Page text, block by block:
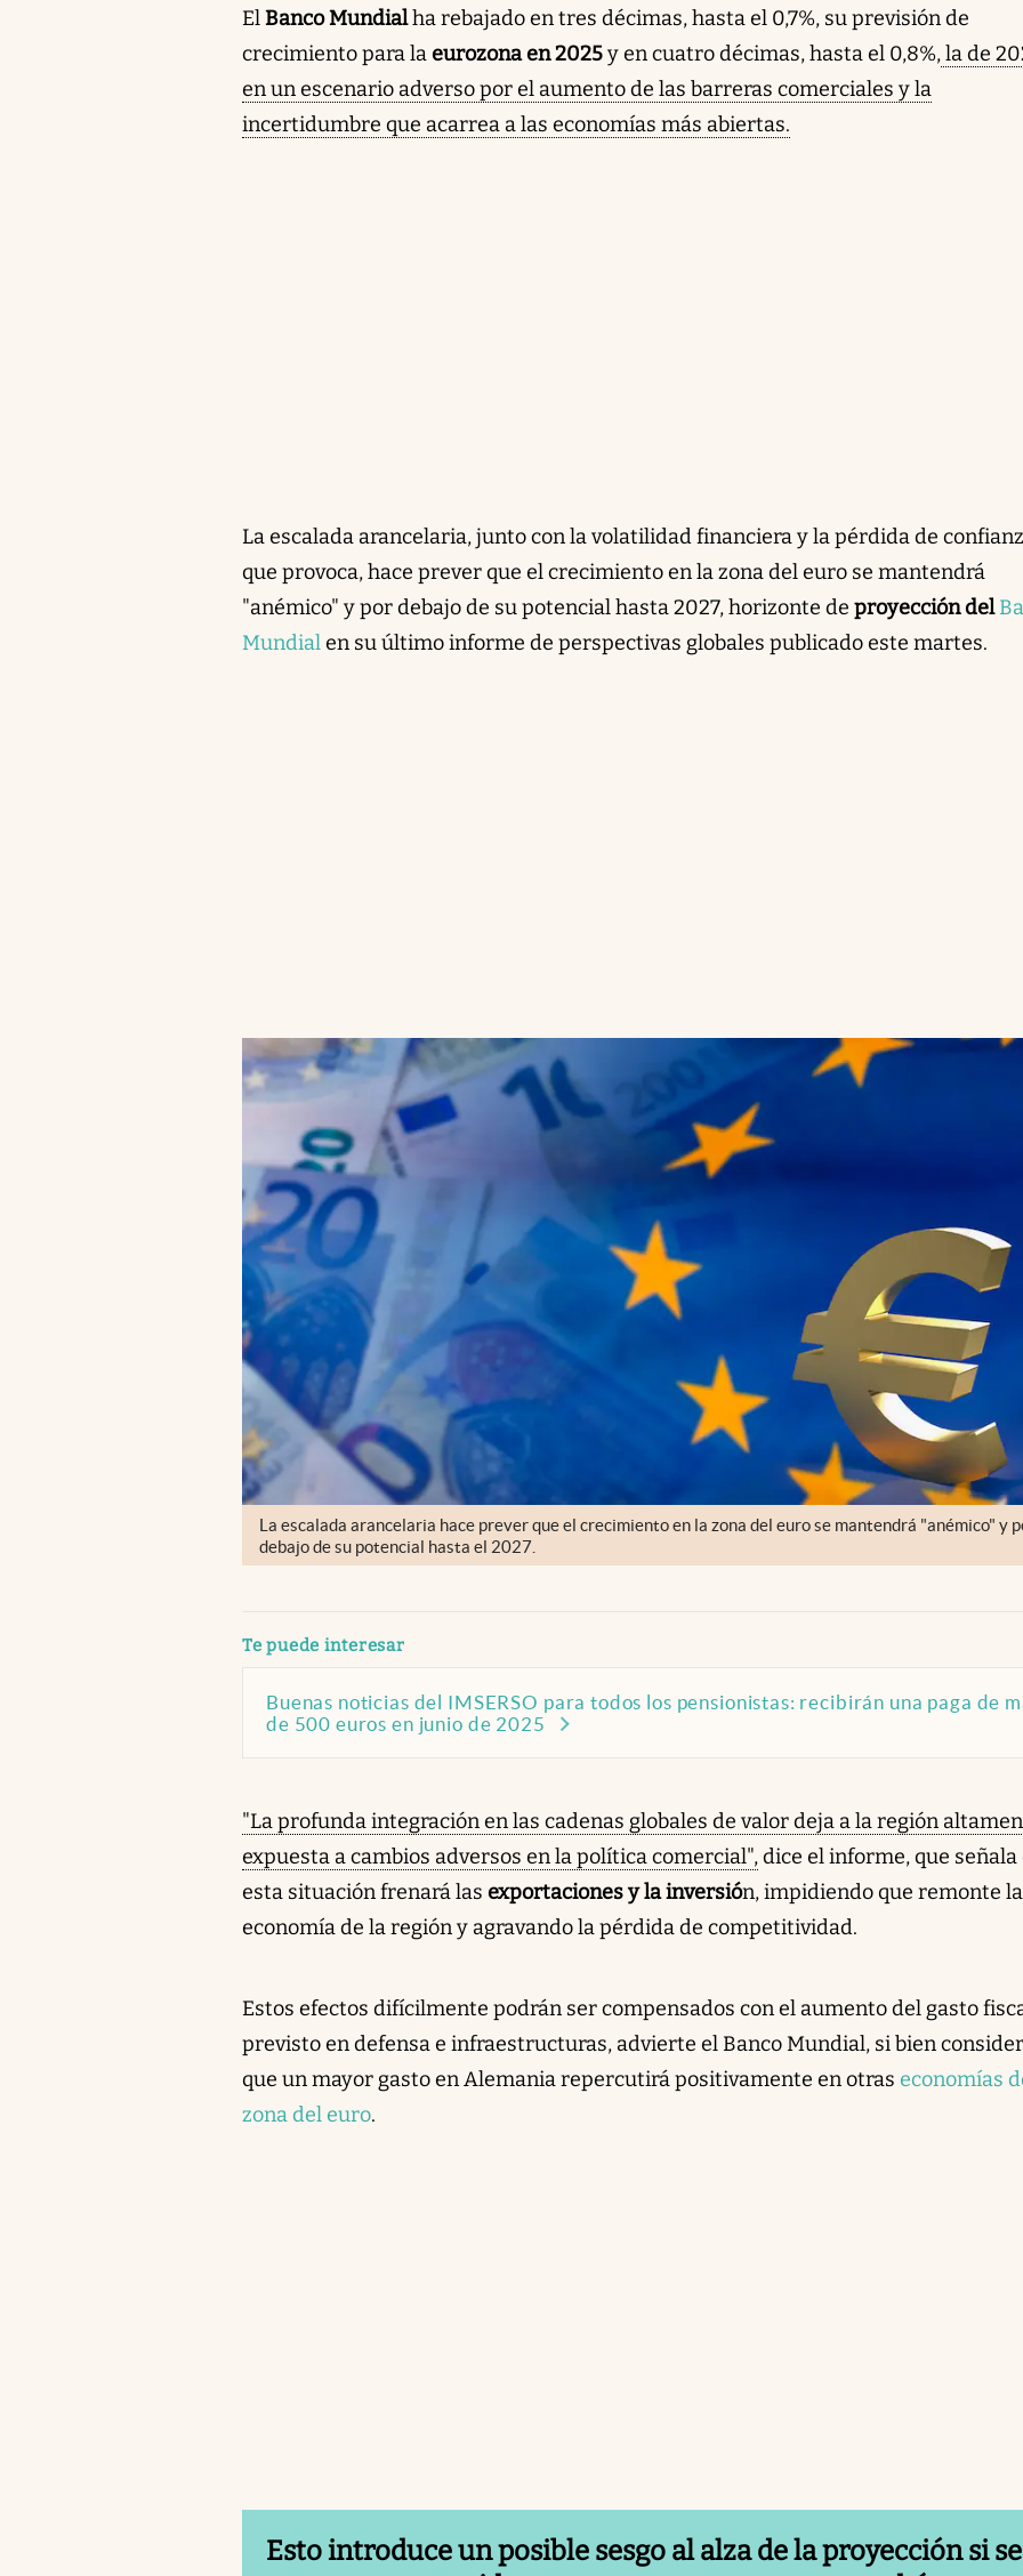
ElBanco Mundialha rebajado en tres décimas, hasta el 0,7%, su previsión de
crecimiento para la eurozona en 2025y en cuatro décimas, hasta el 0,8%,la de
en un escenario adverso por el aumento de las barreras comerciales y la
incertidumbre que acarrea a las economías más abiertas.
La escalada arancelaria, junto con la volatilidad financiera y la pérdida de
que provoca, hace prever que el crecimiento en la zona del euro se mantendrá
"anémico" y por debajo de su potencial hasta 2027, horizonte de proyección del
Mundialen su último informe de perspectivas globales publicado este martes.
La escalada arancelaria hace prever que el crecimiento en la zona del euro se mantendrá "anémico" y
debajo de su potencial hasta el 2027.
Te puede interesar
Buenas noticias del IMSERSO para todos los pensionistas: recibirán una paga de
de 500 euros en junio de 2025
abre en nueva pestaña
"La profunda integración en las cadenas globales de valor deja a la región
expuesta a cambios adversos en la política comercial",dice el informe, que señala
esta situación frenará las exportaciones y la inversión, impidiendo que remonte la
economía de la región y agravando la pérdida de competitividad.
Estos efectos difícilmente podrán ser compensados con el aumento del gasto
previsto en defensa e infraestructuras, advierte el Banco Mundial, si bien
que un mayor gasto en Alemania repercutirá positivamente en otras economías
zona del euro.
Esto introduce un posible sesgo al alza de la proyección si se